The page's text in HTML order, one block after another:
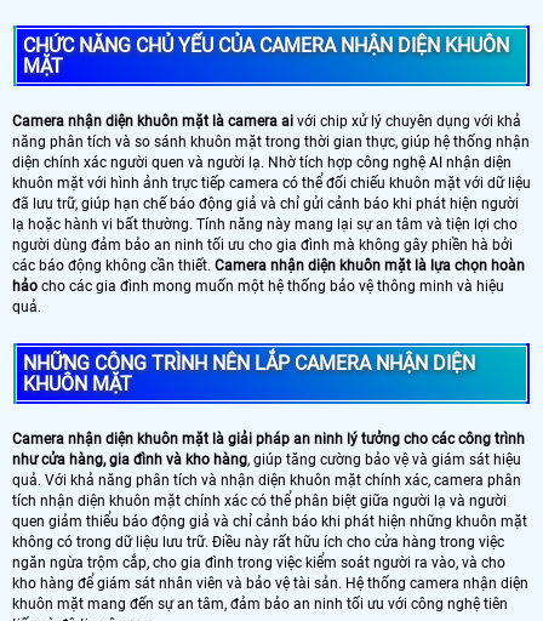
CHỨC NĂNG CHỦ YẾU CỦA CAMERA NHẬN DIỆN KHUÔN
MẶT
Camera nhận diện khuôn mặt là camera ai với chip xử lý chuyên dụng với khả
năng phân tích và so sánh khuôn mặt trong thời gian thực, giúp hệ thống nhận
diện chính xác người quen và người lạ. Nhờ tích hợp công nghệ AI nhận diện
khuôn mặt với hình ảnh trực tiếp camera có thể đối chiếu khuôn mặt với dữ liệu
đã lưu trữ, giúp hạn chế báo động giả và chỉ gửi cảnh báo khi phát hiện người
lạ hoặc hành vi bất thường. Tính năng này mang lại sự an tâm và tiện lợi cho
người dùng đảm bảo an ninh tối ưu cho gia đình mà không gây phiền hà bởi
các báo động không cần thiết. Camera nhận diện khuôn mặt là lựa chọn hoàn
hảo cho các gia đình mong muốn một hệ thống bảo vệ thông minh và hiệu
quả.
NHỮNG CÔNG TRÌNH NÊN LẮP CAMERA NHẬN DIỆN
KHUÔN MẶT
Camera nhận diện khuôn mặt là giải pháp an ninh lý tưởng cho các công trình
như cửa hàng, gia đình và kho hàng, giúp tăng cường bảo vệ và giám sát hiệu
quả. Với khả năng phân tích và nhận diện khuôn mặt chính xác, camera phân
tích nhận diện khuôn mặt chính xác có thể phân biệt giữa người lạ và người
quen giảm thiểu báo động giả và chỉ cảnh báo khi phát hiện những khuôn mặt
không có trong dữ liệu lưu trữ. Điều này rất hữu ích cho cửa hàng trong việc
ngăn ngừa trộm cắp, cho gia đình trong việc kiểm soát người ra vào, và cho
kho hàng để giám sát nhân viên và bảo vệ tài sản. Hệ thống camera nhận diện
khuôn mặt mang đến sự an tâm, đảm bảo an ninh tối ưu với công nghệ tiên